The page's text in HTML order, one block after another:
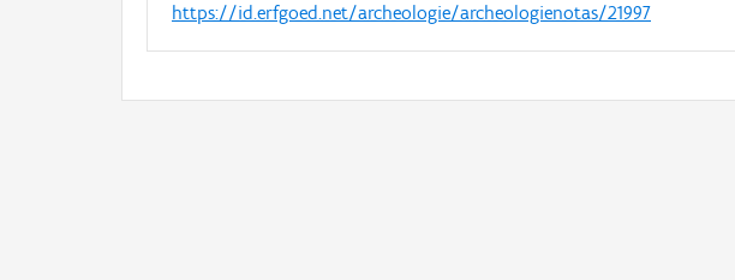
https://id.erfgoed.net/archeologie/archeologienotas/21997